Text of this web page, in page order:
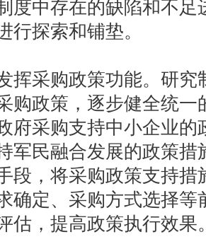
度中存在的缺陷和不足
行探索和铺垫。
购政策功能。研究
购政策，逐步健全统一
府采购支持中小企业的
军民融合发展的政策措
段，将采购政策支持措
确定、采购方式选择等
估，提高政策执行效果